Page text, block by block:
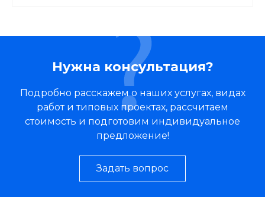
Нужна консультация?
Подробно расскажем о наших услугах, видах
работ и типовых проектах, рассчитаем
стоимость и подготовим индивидуальное
предложение!
Задать вопрос